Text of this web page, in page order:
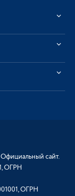
сайт.
ОГРН
ОГРН